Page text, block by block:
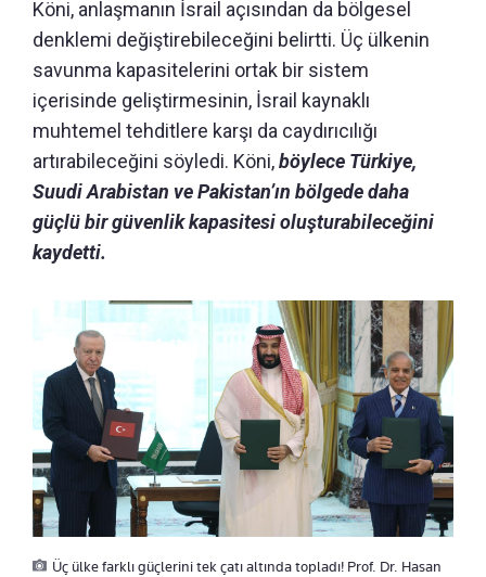
Köni, anlaşmanın İsrail açısından da bölgesel
denklemi değiştirebileceğini belirtti. Üç ülkenin
savunma kapasitelerini ortak bir sistem
içerisinde geliştirmesinin, İsrail kaynaklı
muhtemel tehditlere karşı da caydırıcılığı
artırabileceğini söyledi. Köni,böylece Türkiye,
Suudi Arabistan ve Pakistan’ın bölgede daha
güçlü bir güvenlik kapasitesi oluşturabileceğini
kaydetti.
Üç ülke farklı güçlerini tek çatı altında topladı! Prof. Dr. Hasan